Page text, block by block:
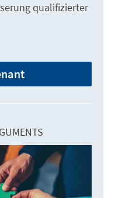
qualifizierter